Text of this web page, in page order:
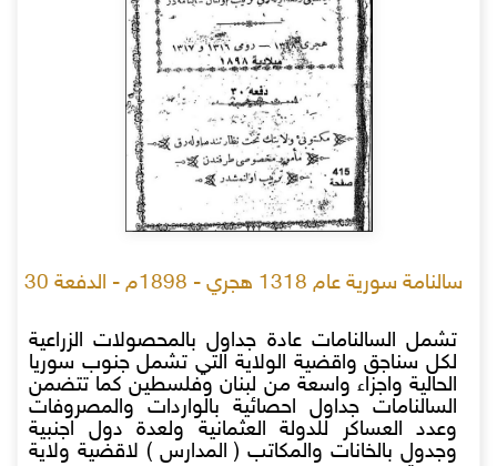
سالنامة سورية عام 1318 هجري - 1898م - الدفعة 30
تشمل السالنامات عادة جداول بالمحصولات الزراعية
لكل سناجق واقضية الولاية التي تشمل جنوب سوريا
الحالية واجزاء واسعة من لبنان وفلسطين كما تتضمن
السالنامات جداول احصائية بالواردات والمصروفات
وعدد العساكر للدولة العثمانية ولعدة دول اجنبية
وجدول بالخانات والمكاتب ( المدارس ) لاقضية ولاية